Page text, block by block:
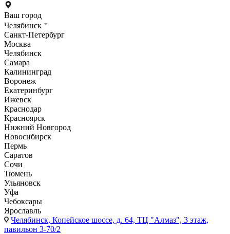
Ваш город
Челябинск
Санкт-Петербург
Москва
Челябинск
Самара
Калининград
Воронеж
Екатеринбург
Ижевск
Краснодар
Красноярск
Нижний Новгород
Новосибирск
Пермь
Саратов
Сочи
Тюмень
Ульяновск
Уфа
Чебоксары
Ярославль
Челябинск, Копейское шоссе, д. 64, ТЦ "Алмаз", 3 этаж,
павильон 3-70/2